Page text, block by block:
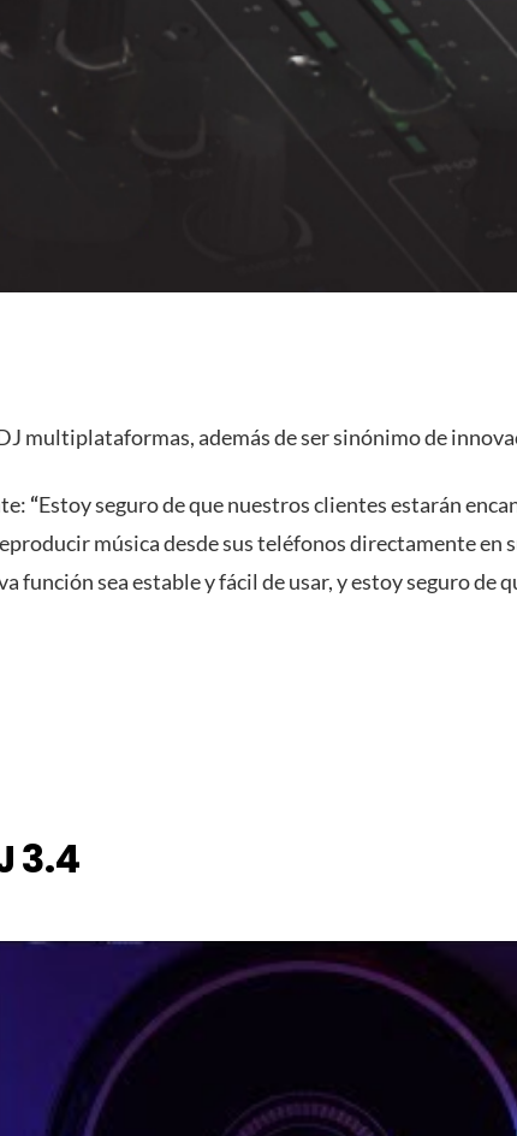
multiplataformas, además de ser sinónimo de
“Estoy seguro de que nuestros clientes estarán
música desde sus teléfonos directamente en
sea estable y fácil de usar, y estoy seguro de
3.4